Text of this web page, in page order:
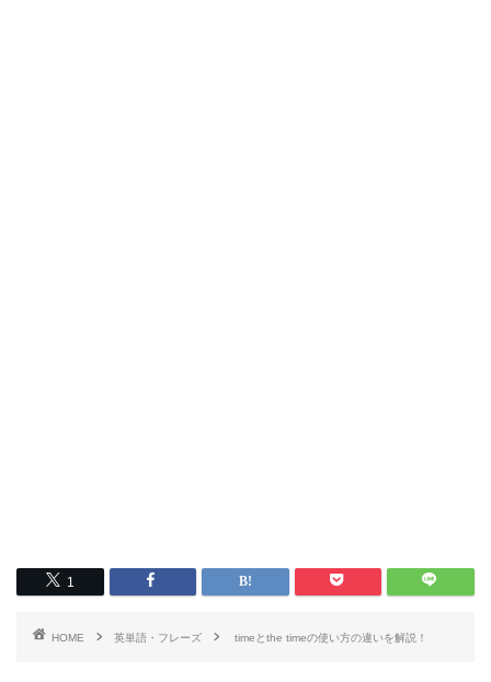
1
HOME 英単語・フレーズ timeとthe timeの使い方の違いを解説！